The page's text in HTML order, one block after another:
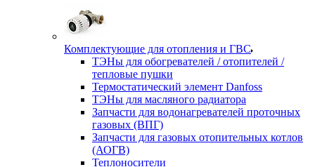
Комплектующие для отопления и ГВС
ТЭНы для обогревателей / отопителей /
тепловые пушки
Термостатический элемент Danfoss
ТЭНы для масляного радиатора
Запчасти для водонагревателей проточных
газовых (ВПГ)
Запчасти для газовых отопительных котлов
(АОГВ)
Теплоносители